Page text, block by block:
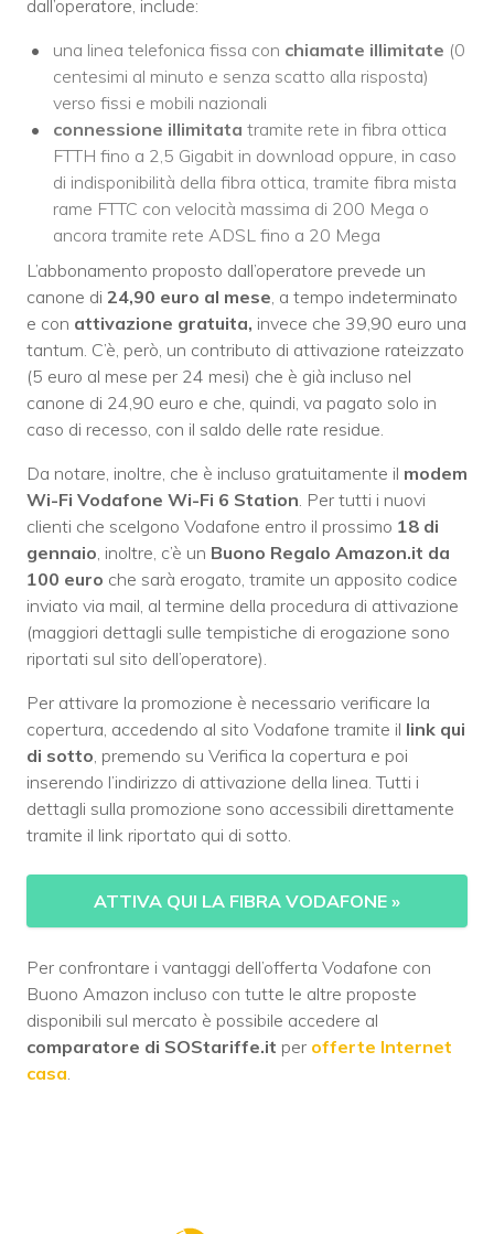
dall’operatore, include:
una linea telefonica fissa con chiamate illimitate (0
centesimi al minuto e senza scatto alla risposta)
verso fissi e mobili nazionali
connessione illimitata tramite rete in fibra ottica
FTTH fino a 2,5 Gigabit in download oppure, in caso
di indisponibilità della fibra ottica, tramite fibra mista
rame FTTC con velocità massima di 200 Mega o
ancora tramite rete ADSL fino a 20 Mega
L’abbonamento proposto dall’operatore prevede un
canone di 24,90 euro al mese , a tempo indeterminato
e con attivazione gratuita, invece che 39,90 euro una
tantum. C’è, però, un contributo di attivazione rateizzato
(5 euro al mese per 24 mesi) che è già incluso nel
canone di 24,90 euro e che, quindi, va pagato solo in
caso di recesso, con il saldo delle rate residue.
Da notare, inoltre, che è incluso gratuitamente il modem
Wi-Fi Vodafone Wi-Fi 6 Station . Per tutti i nuovi
clienti che scelgono Vodafone entro il prossimo 18 di
gennaio , inoltre, c’è un Buono Regalo Amazon.it da
100 euro che sarà erogato, tramite un apposito codice
inviato via mail, al termine della procedura di attivazione
(maggiori dettagli sulle tempistiche di erogazione sono
riportati sul sito dell’operatore).
Per attivare la promozione è necessario verificare la
copertura, accedendo al sito Vodafone tramite il link qui
di sotto , premendo su Verifica la copertura e poi
inserendo l’indirizzo di attivazione della linea. Tutti i
dettagli sulla promozione sono accessibili direttamente
tramite il link riportato qui di sotto.
ATTIVA QUI LA FIBRA VODAFONE »
Per confrontare i vantaggi dell’offerta Vodafone con
Buono Amazon incluso con tutte le altre proposte
disponibili sul mercato è possibile accedere al
comparatore di SOStariffe.it per offerte Internet
casa